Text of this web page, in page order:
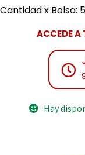
Cantidad x Bolsa:
ACCEDE A
Hay